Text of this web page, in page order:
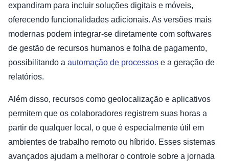
expandiram para incluir soluções digitais e móveis,
oferecendo funcionalidades adicionais. As versões mais
modernas podem integrar-se diretamente com softwares
de gestão de recursos humanos e folha de pagamento,
possibilitando a automação de processos e a geração de
relatórios.
Além disso, recursos como geolocalização e aplicativos
permitem que os colaboradores registrem suas horas a
partir de qualquer local, o que é especialmente útil em
ambientes de trabalho remoto ou híbrido. Esses sistemas
avançados ajudam a melhorar o controle sobre a jornada